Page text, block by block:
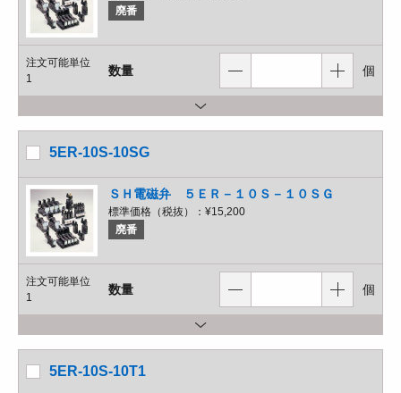
廃番
注文可能単位
1
数量 個
5ER-10S-10SG
ＳＨ電磁弁 ５ＥＲ－１０Ｓ－１０ＳＧ
標準価格（税抜）： ¥15,200
廃番
注文可能単位
1
数量 個
5ER-10S-10T1